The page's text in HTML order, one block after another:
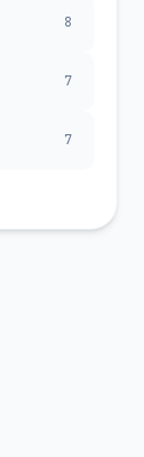
8
7
7